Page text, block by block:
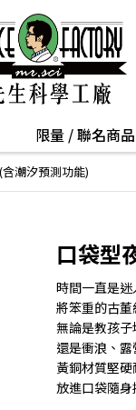
限量 / 聯名商品
潮汐預測功能)
口袋型
時間一直是迷
將笨重的古董
無論是教孩子
還是衝浪、露
黃銅材質堅硬
放進口袋隨身